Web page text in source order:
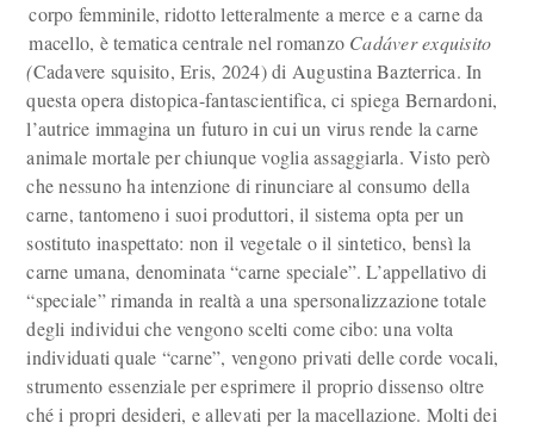
corpo femminile, ridotto letteralmente a merce e a carne da
macello, è tematica centrale nel romanzo Cadáver exquisito
(Cadavere squisito, Eris, 2024) di Augustina Bazterrica. In
questa opera distopica-fantascientifica, ci spiega Bernardoni,
l’autrice immagina un futuro in cui un virus rende la carne
animale mortale per chiunque voglia assaggiarla. Visto però
che nessuno ha intenzione di rinunciare al consumo della
carne, tantomeno i suoi produttori, il sistema opta per un
sostituto inaspettato: non il vegetale o il sintetico, bensì la
carne umana, denominata “carne speciale”. L’appellativo di
“speciale” rimanda in realtà a una spersonalizzazione totale
degli individui che vengono scelti come cibo: una volta
individuati quale “carne”, vengono privati delle corde vocali,
strumento essenziale per esprimere il proprio dissenso oltre
ché i propri desideri, e allevati per la macellazione. Molti dei